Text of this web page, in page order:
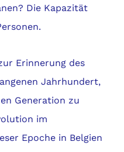
Die Kapazität
Erinnerung des
Jahrhundert,
Generation zu
im
Epoche in Belgien